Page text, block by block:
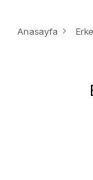
Anasayfa